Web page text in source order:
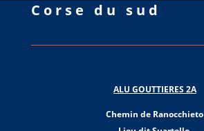
Corse du sud
ALU GOUTTIERES 2A
Chemin de Ranocchieto